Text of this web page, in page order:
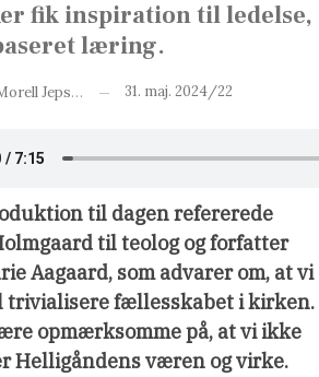
fik inspiration til ledelse,
læring.
Jepsen 31. maj. 2024/22
til dagen refererede
til teolog og forfatter
Aagaard, som advarer om, at vi
trivialisere fællesskabet i kirken.
opmærksomme på, at vi ikke
Helligåndens væren og virke.